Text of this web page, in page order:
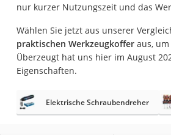
nur kurzer Nutzungszeit und das
Wählen Sie jetzt aus unserer
praktischen Werkzeugkofferaus, um
Überzeugt hat uns hier im August
Eigenschaften.
Elektrische Schraubendreher